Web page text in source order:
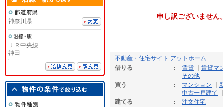
申し訳ございません
不動産・住宅サイト アットホーム
借りる
賃貸
賃貸マ
その他
買う
マンション
中古一戸建て
建てる
注文住宅
神奈川県
ＪＲ中央線
神田